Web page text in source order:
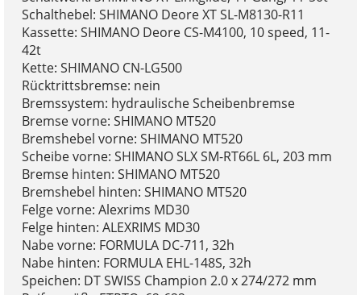
Schalthebel: SHIMANO Deore XT SL-M8130-R11
Kassette: SHIMANO Deore CS-M4100, 10 speed, 11-
42t
Kette: SHIMANO CN-LG500
Rücktrittsbremse: nein
Bremssystem: hydraulische Scheibenbremse
Bremse vorne: SHIMANO MT520
Bremshebel vorne: SHIMANO MT520
Scheibe vorne: SHIMANO SLX SM-RT66L 6L, 203 mm
Bremse hinten: SHIMANO MT520
Bremshebel hinten: SHIMANO MT520
Felge vorne: Alexrims MD30
Felge hinten: ALEXRIMS MD30
Nabe vorne: FORMULA DC-711, 32h
Nabe hinten: FORMULA EHL-148S, 32h
Speichen: DT SWISS Champion 2.0 x 274/272 mm